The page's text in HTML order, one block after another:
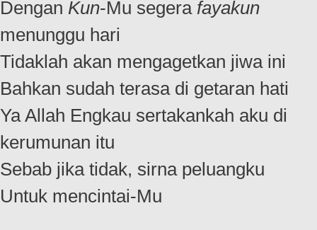
Dengan Kun-Mu segera fayakun
menunggu hari
Tidaklah akan mengagetkan jiwa ini
Bahkan sudah terasa di getaran hati
Ya Allah Engkau sertakankah aku di
kerumunan itu
Sebab jika tidak, sirna peluangku
Untuk mencintai-Mu